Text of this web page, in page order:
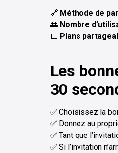
🔗 Méthode de
👥 Nombre
📅 Plans
Les
30
✅ Choisissez la
✅ Donnez au
✅ Tant que
✅ Si l’invitation